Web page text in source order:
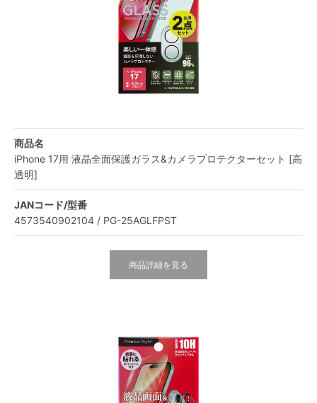
商品名
iPhone 17用 液晶全面保護ガラス&カメラプロテクターセット [高
透明]
JANコード/型番
4573540902104 / PG-25AGLFPST
商品詳細を見る